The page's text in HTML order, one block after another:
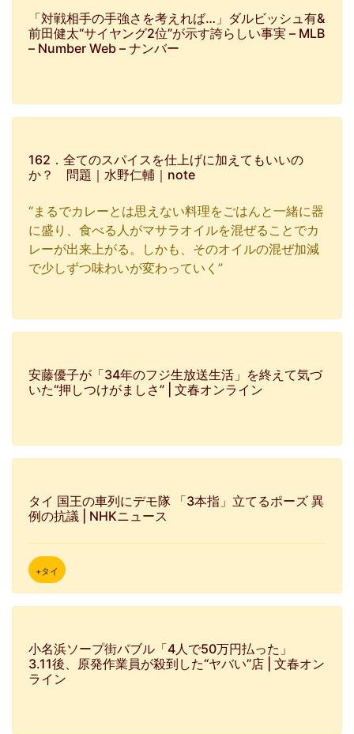
「対戦相手の手強さを考えれば…」ダルビッシュ有&
前田健太“サイヤング2位”が示す誇らしい事実 – MLB
– Number Web – ナンバー
162．全てのスパイスを仕上げに加えてもいいの
か？ 問題｜水野仁輔｜note
“まるでカレーとは思えない料理をごはんと一緒に器
に盛り、食べる人がマサラオイルを混ぜることでカ
レーが出来上がる。しかも、そのオイルの混ぜ加減
で少しずつ味わいが変わっていく”
安藤優子が「34年のフジ生放送生活」を終えて気づ
いた“押しつけがましさ” | 文春オンライン
タイ 国王の車列にデモ隊 「3本指」立てるポーズ 異
例の抗議 | NHKニュース
+タイ
小名浜ソープ街バブル「4人で50万円払った」
3.11後、原発作業員が殺到した“ヤバい”店 | 文春オン
ライン